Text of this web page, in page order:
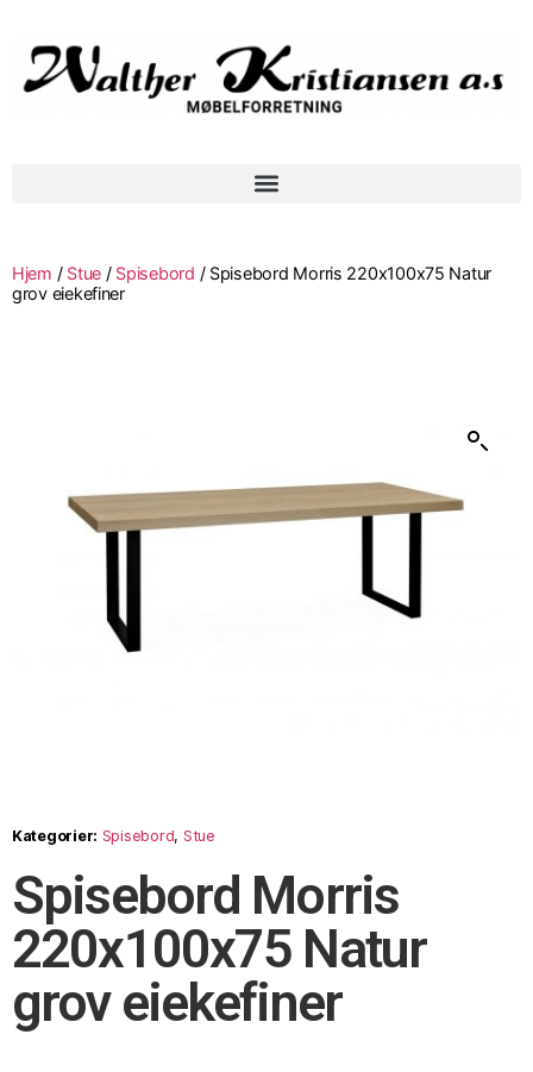
Hjem / Stue / Spisebord / Spisebord Morris 220x100x75 Natur
grov eiekefiner
Kategorier: Spisebord, Stue
Spisebord Morris
220x100x75 Natur
grov eiekefiner